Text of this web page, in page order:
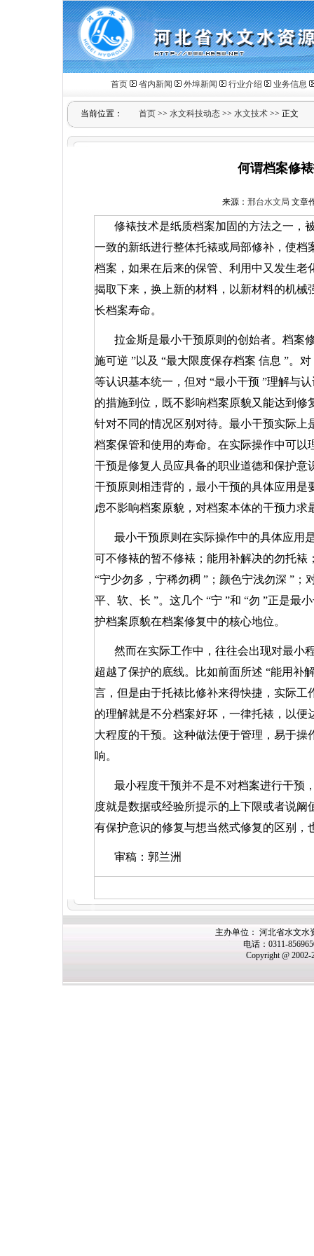
首页 省内新闻 外埠新闻 行业介绍 业务信息
当前位置： 首页 >> 水文科技动态 >> 水文技术 >> 正文
何谓档案修
来源： 邢台水文局 文章
修裱技术是纸质档案加固的方法之一，
一致的新纸进行整体托裱或局部修补，使
档案，如果在后来的保管、利用中又发生
揭取下来，换上新的材料，以新材料的机
长档案寿命。
拉金斯是最小干预原则的创始者。档案
施可逆 ”以及 “最大限度保存档案 信息 ”。对
等认识基本统一，但对 “最小干预 ”理解与
的措施到位，既不影响档案原貌又能达到
针对不同的情况区别对待。最小干预实际
档案保管和使用的寿命。在实际操作中可
干预是修复人员应具备的职业道德和保护
干预原则相违背的，最小干预的具体应用
虑不影响档案原貌，对档案本体的干预力求
最小干预原则在实际操作中的具体应用
可不修裱的暂不修裱；能用补解决的勿托
“宁少勿多，宁稀勿稠 ” ；颜色宁浅勿深 ” ；
平、软、长 ”。这几个 “宁 ”和 “勿 ”正是最
护档案原貌在档案修复中的核心地位。
然而在实际工作中，往往会出现对最小
超越了保护的底线。比如前面所述 “能用补
言，但是由于托裱比修补来得快捷，实际
的理解就是不分档案好坏，一律托裱，以
大程度的干预。这种做法便于管理，易于
响。
最小程度干预并不是不对档案进行干预
度就是数据或经验所提示的上下限或者说
有保护意识的修复与想当然式修复的区别
审稿：郭兰洲
主办单位： 河北省水文水
电话：0311-
Copyright @ 2002-